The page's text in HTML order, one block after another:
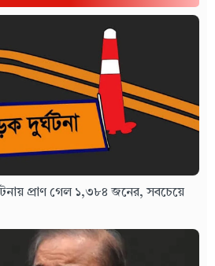
প্রাণ গেল ১,৩৮৪ জনের, সবচেয়ে